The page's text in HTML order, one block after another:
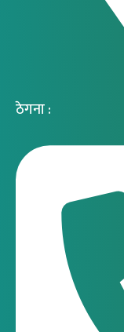
ठेगना :